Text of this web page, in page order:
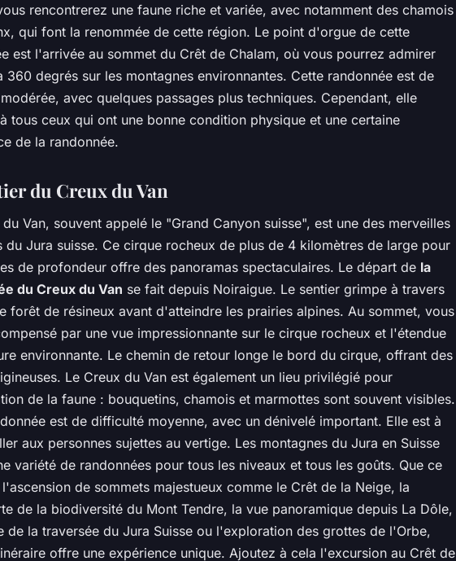
rencontrerez une faune riche et variée, avec notamment des chamois
qui font la renommée de cette région. Le point d'orgue de cette
est l'arrivée au sommet du Crêt de Chalam, où vous pourrez admirer
360 degrés sur les montagnes environnantes. Cette randonnée est de
avec quelques passages plus techniques. Cependant, elle
tous ceux qui ont une bonne condition physique et une certaine
de la randonnée.
du Creux du Van
du Van, souvent appelé le "Grand Canyon suisse", est une des merveilles
du Jura suisse. Ce cirque rocheux de plus de 4 kilomètres de large pour
de profondeur offre des panoramas spectaculaires. Le départ de la
du Creux du Van se fait depuis Noiraigue. Le sentier grimpe à travers
forêt de résineux avant d'atteindre les prairies alpines. Au sommet, vous
par une vue impressionnante sur le cirque rocheux et l'étendue
environnante. Le chemin de retour longe le bord du cirque, offrant des
Le Creux du Van est également un lieu privilégié pour
de la faune : bouquetins, chamois et marmottes sont souvent visibles.
est de difficulté moyenne, avec un dénivelé important. Elle est à
aux personnes sujettes au vertige. Les montagnes du Jura en Suisse
variété de randonnées pour tous les niveaux et tous les goûts. Que ce
de sommets majestueux comme le Crêt de la Neige, la
de la biodiversité du Mont Tendre, la vue panoramique depuis La Dôle,
de la traversée du Jura Suisse ou l'exploration des grottes de l'Orbe,
offre une expérience unique. Ajoutez à cela l'excursion au Crêt de